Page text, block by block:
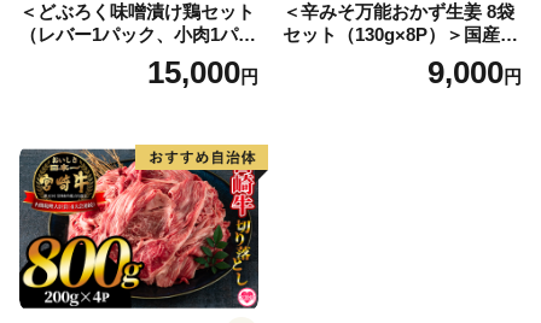
＜どぶろく味噌漬け鶏セット
（レバー1パック、小肉1パッ
ク、肩小肉1パック）どぶろ
く味噌（500g）＞南九州産鶏
15,000円
＜辛みそ万能おかず生姜 8袋
セット（130g×8P）＞国産生
姜を細かく刻み旨みのある味
噌と唐辛子を加えた万能おか
9,000円